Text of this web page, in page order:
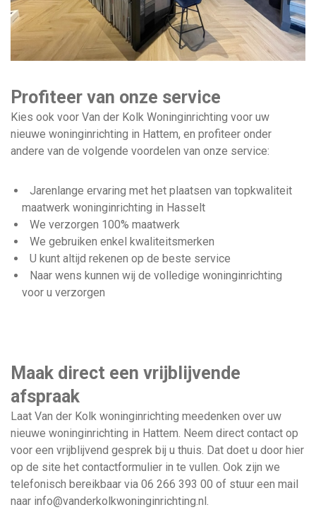
Profiteer van onze service
Kies ook voor Van der Kolk Woninginrichting voor uw
nieuwe woninginrichting in Hattem, en profiteer onder
andere van de volgende voordelen van onze service:
Jarenlange ervaring met het plaatsen van topkwaliteit
maatwerk woninginrichting in Hasselt
We verzorgen 100% maatwerk
We gebruiken enkel kwaliteitsmerken
U kunt altijd rekenen op de beste service
Naar wens kunnen wij de volledige woninginrichting
voor u verzorgen
Maak direct een vrijblijvende
afspraak
Laat Van der Kolk woninginrichting meedenken over uw
nieuwe woninginrichting in Hattem. Neem direct contact op
voor een vrijblijvend gesprek bij u thuis. Dat doet u door hier
op de site het contactformulier in te vullen. Ook zijn we
telefonisch bereikbaar via 06 266 393 00 of stuur een mail
naar info@vanderkolkwoninginrichting.nl .